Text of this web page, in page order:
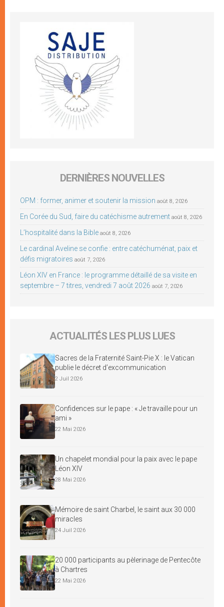
DERNIÈRES NOUVELLES
OPM : former, animer et soutenir la mission août 8, 2026
En Corée du Sud, faire du catéchisme autrement août 8, 2026
L’hospitalité dans la Bible août 8, 2026
Le cardinal Aveline se confie : entre catéchuménat, paix et
défis migratoires août 7, 2026
Léon XIV en France : le programme détaillé de sa visite en
septembre – 7 titres, vendredi 7 août 2026 août 7, 2026
ACTUALITÉS LES PLUS LUES
Sacres de la Fraternité Saint-Pie X : le Vatican
publie le décret d’excommunication
2 Juil 2026
Confidences sur le pape : « Je travaille pour un
ami »
22 Mai 2026
Un chapelet mondial pour la paix avec le pape
Léon XIV
28 Mai 2026
Mémoire de saint Charbel, le saint aux 30 000
miracles
24 Juil 2026
20 000 participants au pèlerinage de Pentecôte
à Chartres
22 Mai 2026